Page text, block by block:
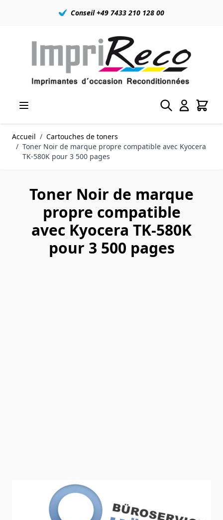
Conseil +49 7433 210 128 00
Accueil / Cartouches de toners
/ Toner Noir de marque propre compatible avec Kyocera
TK-580K pour 3 500 pages
Toner Noir de marque
propre compatible
avec Kyocera TK-580K
pour 3 500 pages
État: rebuilt, Neuf